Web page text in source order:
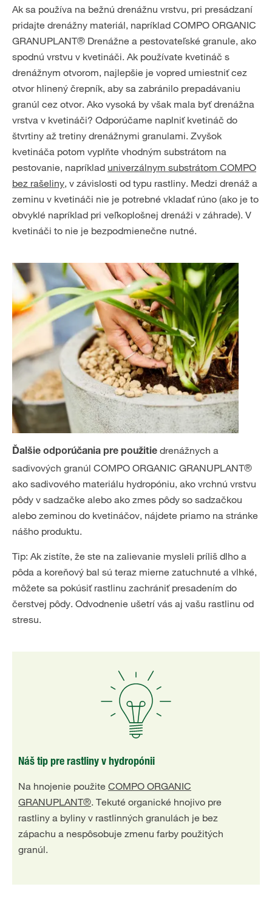
Ak sa používa na bežnú drenážnu vrstvu, pri presádzaní
pridajte drenážny materiál, napríklad COMPO ORGANIC
GRANUPLANT® Drenážne a pestovateľské granule, ako
spodnú vrstvu v kvetináči. Ak používate kvetináč s
drenážnym otvorom, najlepšie je vopred umiestniť cez
otvor hlinený črepník, aby sa zabránilo prepadávaniu
granúl cez otvor. Ako vysoká by však mala byť drenážna
vrstva v kvetináči? Odporúčame naplniť kvetináč do
štvrtiny až tretiny drenážnymi granulami. Zvyšok
kvetináča potom vyplňte vhodným substrátom na
pestovanie, napríklad univerzálnym substrátom COMPO
bez rašeliny, v závislosti od typu rastliny. Medzi drenáž a
zeminu v kvetináči nie je potrebné vkladať rúno (ako je to
obvyklé napríklad pri veľkoplošnej drenáži v záhrade). V
kvetináči to nie je bezpodmienečne nutné.
Ďalšie odporúčania pre použitie drenážnych a
sadivových granúl COMPO ORGANIC GRANUPLANT®
ako sadivového materiálu hydropóniu, ako vrchnú vrstvu
pôdy v sadzačke alebo ako zmes pôdy so sadzačkou
alebo zeminou do kvetináčov, nájdete priamo na stránke
nášho produktu.
Tip: Ak zistíte, že ste na zalievanie mysleli príliš dlho a
pôda a koreňový bal sú teraz mierne zatuchnuté a vlhké,
môžete sa pokúsiť rastlinu zachrániť presadením do
čerstvej pôdy. Odvodnenie ušetrí vás aj vašu rastlinu od
stresu.
Náš tip pre rastliny v hydropónii
Na hnojenie použite COMPO ORGANIC
GRANUPLANT®. Tekuté organické hnojivo pre
rastliny a byliny v rastlinných granulách je bez
zápachu a nespôsobuje zmenu farby použitých
granúl.